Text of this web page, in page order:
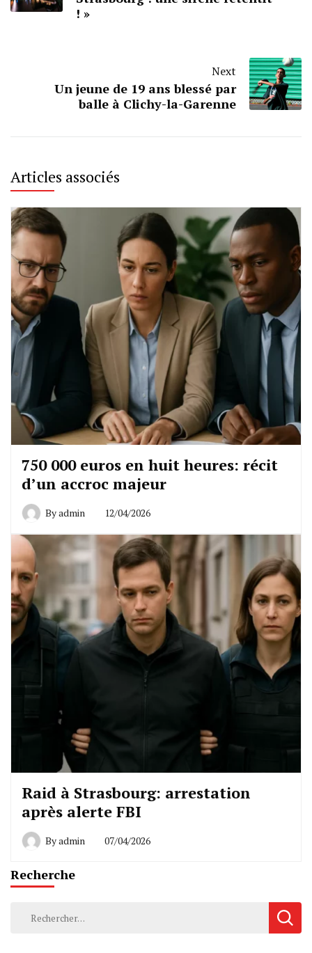
! »
Next
Un jeune de 19 ans blessé par
balle à Clichy-la-Garenne
Articles associés
750 000 euros en huit heures: récit
d’un accroc majeur
Byadmin 12/04/2026
Raid à Strasbourg: arrestation
après alerte FBI
Byadmin 07/04/2026
Recherche
Rechercher :